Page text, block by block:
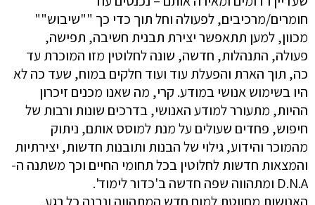
חומרים/מרכיבים, לפעולה וחל תוך כדי כך ""שיבוש""
מכוון, למען תתאפשר יצירת תבנית חשיבה, תפישה,
פעולה, התנהלות, חדשה, שונה לחלוטין מזו המוכרת עד
כה, תוך הארת והפעלת עוד ועוד חלקים במוח, שעד כה לא
היו בשימוש אנושי במודע. קרי, מה שאנו מכנים זיכרון
ההיות, מתעורר למודע האנושי, בדרכים שונות ורבות של
חיפוש, פחדים שעולים על מנת למוסס אותם, ניתוק
מהמוכר והידוע, גילוי של הבנות ותובנות חדשות, יצירתיות
והמצאות חדשות לחלוטין בכל תחומי החיים וכך משתנה ה-
D.N.A ומתהווה שפה חדשה ב'כדור לימוד'.